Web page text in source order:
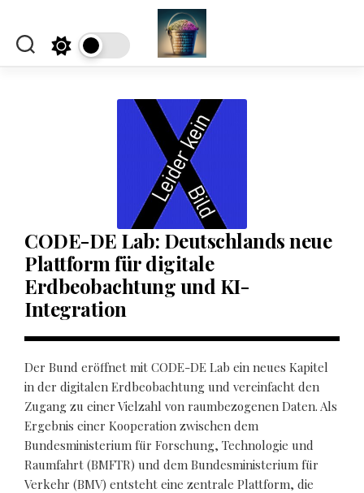
content
CODE-DE Lab: Deutschlands neue
Plattform für digitale
Erdbeobachtung und KI-
Integration
Der Bund eröffnet mit CODE-DE Lab ein neues Kapitel
in der digitalen Erdbeobachtung und vereinfacht den
Zugang zu einer Vielzahl von raumbezogenen Daten. Als
Ergebnis einer Kooperation zwischen dem
Bundesministerium für Forschung, Technologie und
Raumfahrt (BMFTR) und dem Bundesministerium für
Verkehr (BMV) entsteht eine zentrale Plattform, die